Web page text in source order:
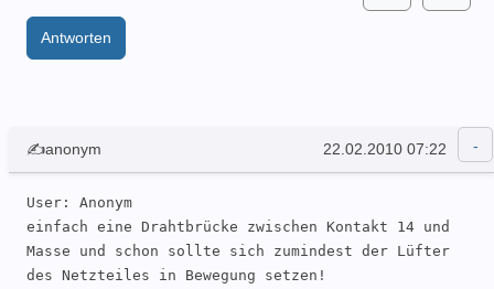
Antworten
✍anonym 22.02.2010 07:22
User: Anonym
einfach eine Drahtbrücke zwischen Kontakt 14 und
Masse und schon sollte sich zumindest der Lüfter
des Netzteiles in Bewegung setzen!